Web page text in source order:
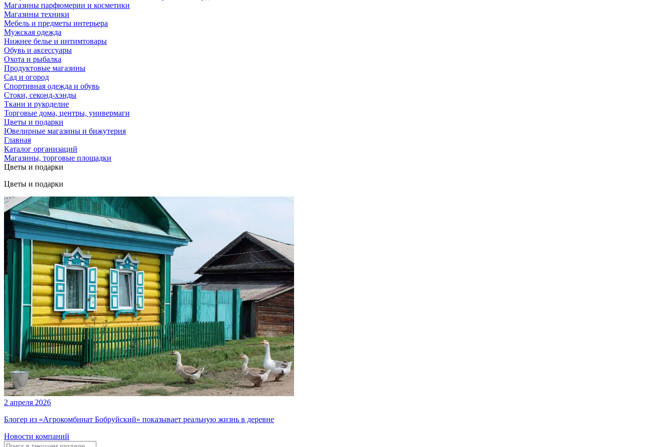
Магазины парфюмерии и косметики
Магазины техники
Мебель и предметы интерьера
Мужская одежда
Нижнее белье и интимтовары
Обувь и аксессуары
Охота и рыбалка
Продуктовые магазины
Сад и огород
Спортивная одежда и обувь
Стоки, секонд-хэнды
Ткани и рукоделие
Торговые дома, центры, универмаги
Цветы и подарки
Ювелирные магазины и бижутерия
Главная
Каталог организаций
Магазины, торговые площадки
Цветы и подарки
Цветы и подарки
2 апреля 2026
Блогер из «Агрокомбинат Бобруйский» показывает реальную жизнь в деревне
Новости компаний